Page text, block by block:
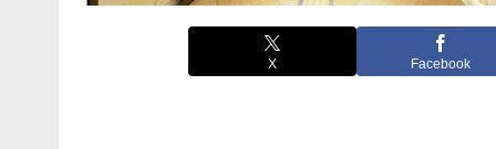
X Facebook